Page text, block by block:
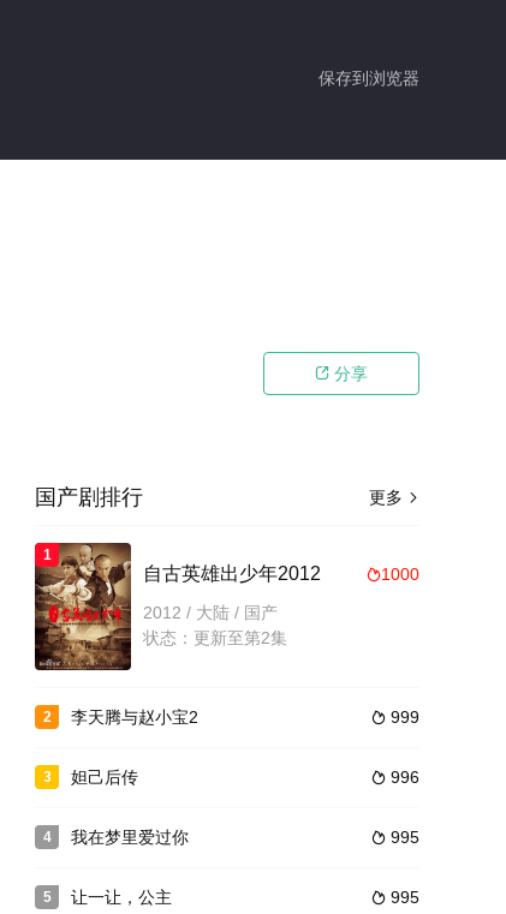
保存到浏览器
 分享
更多 
国产剧排行
1
1000
自古英雄出少年2012
2012 / 大陆 / 国产
状态：更新至第2集
2  999
李天腾与赵小宝2
3  996
妲己后传
4  995
我在梦里爱过你
5  995
让一让，公主